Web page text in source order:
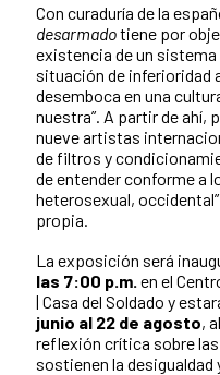
Con curaduría de la
desarmadotiene por
existencia de un
situación de inferioridad
desemboca en una
nuestra”. A partir de ahí,
nueve artistas
de filtros y
de entender conforme a
heterosexual,
propia.
La exposición será
las 7:00 p.m. en el
| Casa del Soldado y
junio al 22 de agosto,
reflexión crítica sobre
sostienen la desigualdad